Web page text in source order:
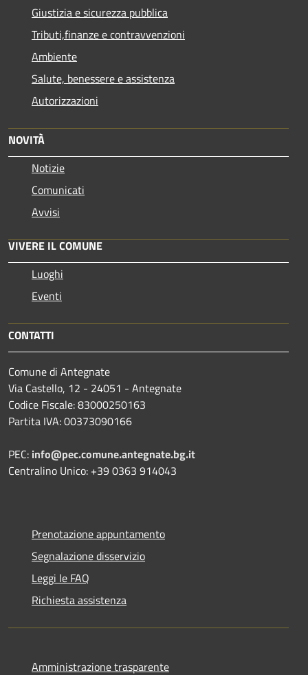
Giustizia e sicurezza pubblica
Tributi,finanze e contravvenzioni
Ambiente
Salute, benessere e assistenza
Autorizzazioni
NOVITÀ
Notizie
Comunicati
Avvisi
VIVERE IL COMUNE
Luoghi
Eventi
CONTATTI
Comune di Antegnate
Via Castello, 12 - 24051 - Antegnate
Codice Fiscale: 83000250163
Partita IVA: 00373090166
PEC: info@pec.comune.antegnate.bg.it
Centralino Unico: +39 0363 914043
Prenotazione appuntamento
Segnalazione disservizio
Leggi le FAQ
Richiesta assistenza
Amministrazione trasparente